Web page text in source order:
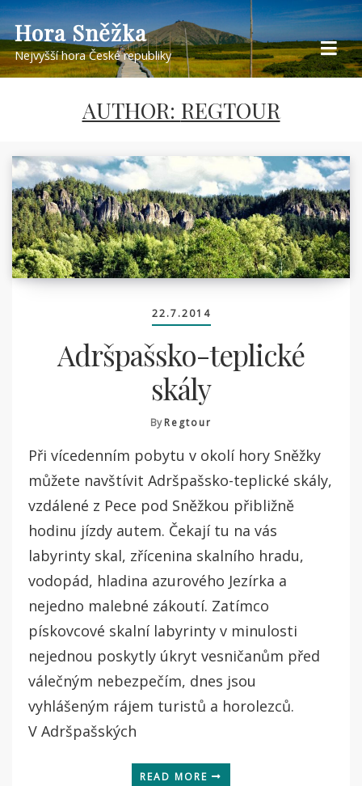
Skip
to
content
Hora Sněžka
Nejvyšší hora České republiky
AUTHOR: REGTOUR
22.7.2014
Adršpašsko-teplické
skály
ByRegtour
Při vícedenním pobytu v okolí hory Sněžky
můžete navštívit Adršpašsko-teplické skály,
vzdálené z Pece pod Sněžkou přibližně
hodinu jízdy autem. Čekají tu na vás
labyrinty skal, zřícenina skalního hradu,
vodopád, hladina azurového Jezírka a
nejedno malebné zákoutí. Zatímco
pískovcové skalní labyrinty v minulosti
nejednou poskytly úkryt vesničanům před
válečným nebezpečím, dnes jsou
vyhlášeným rájem turistů a horolezců.
V Adršpašských
READ MORE